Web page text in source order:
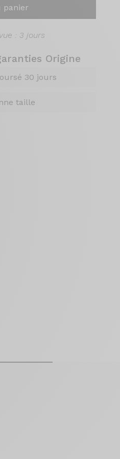
Options
panier
: 3 jours
Origine
30 jours
taille